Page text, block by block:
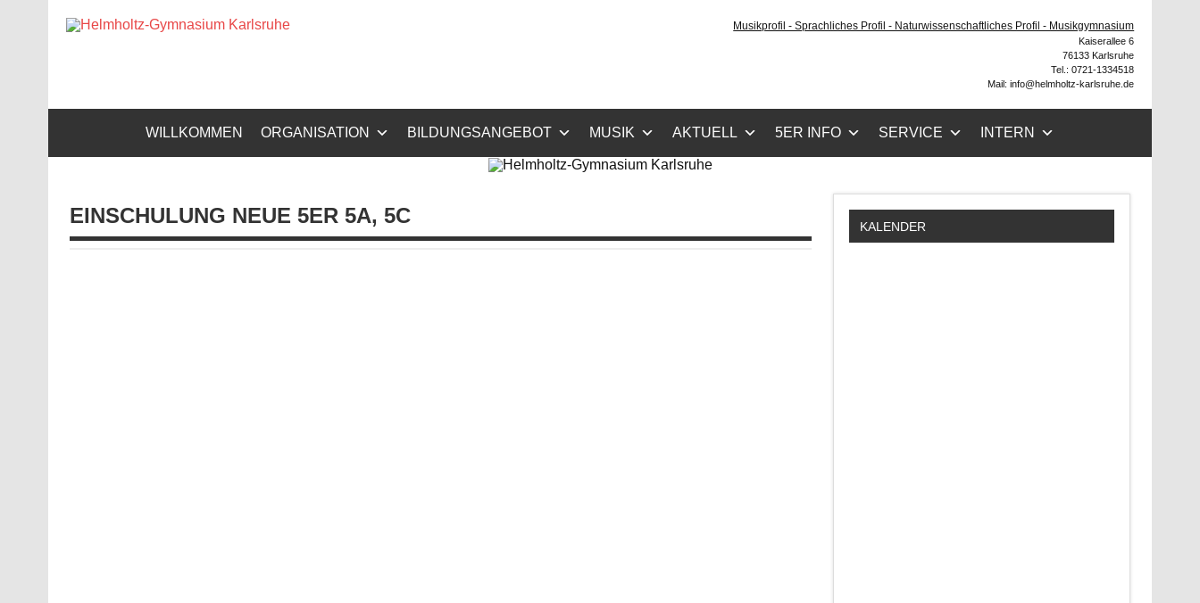
Helmholtz-Gymnasium KarlsruheMusikprofil - Sprachliches Profil - Naturwissenschaftliches Profil - Musikgymnasium
Kaiserallee 6
76133 Karlsruhe
Tel.: 0721-1334518
Mail: info@helmholtz-karlsruhe.de
WILLKOMMEN ORGANISATION BILDUNGSANGEBOT MUSIK AKTUELL 5ER INFO SERVICE INTERN
EINSCHULUNG NEUE 5ER 5A, 5C KALENDER